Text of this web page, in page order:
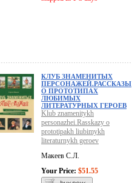
КЛУБ ЗНАМЕНИТЫХ
ПЕРСОНАЖЕЙ.РАССКАЗЫ
О ПРОТОТИПАХ
ЛЮБИМЫХ
ЛИТЕРАТУРНЫХ ГЕРОЕВ
Klub znamenitykh
personazhei.Rasskazy o
prototipakh liubimykh
literaturnykh geroev
Макеев С.Л.
Your Price: $51.55